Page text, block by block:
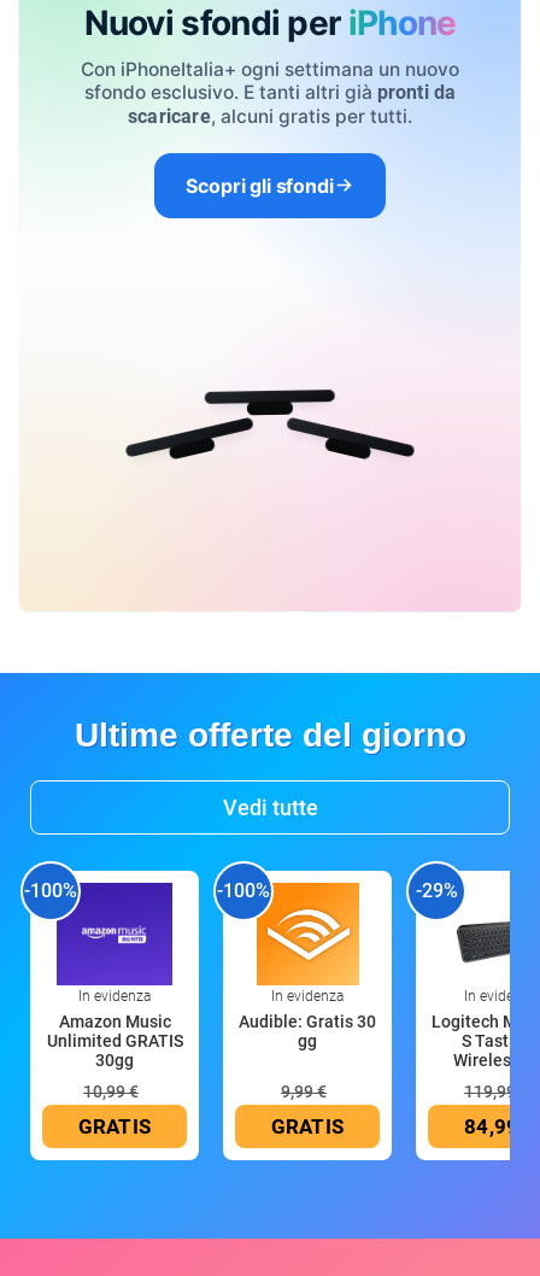
Nuovi sfondi per iPhone
Con iPhoneItalia+ ogni settimana un nuovo
sfondo esclusivo. E tanti altri già pronti da
scaricare, alcuni gratis per tutti.
Scopri gli sfondi
Ultime offerte del giorno
Vedi tutte
-100%
In evidenza
Amazon Music
Unlimited GRATIS
30gg
10,99 €
GRATIS
-100%
In evidenza
Audible: Gratis 30
gg
9,99 €
GRATIS
-29%
In evidenza
Logitech MX
S Tastiera
Wireless
119,99 €
84,99 €